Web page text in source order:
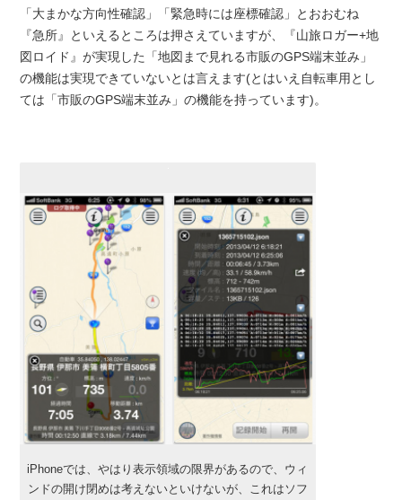
「大まかな方向性確認」「緊急時には座標確認」とおおむね
『急所』といえるところは押さえていますが、『山旅ロガー+地
図ロイド』が実現した「地図まで見れる市販のGPS端末並み」
の機能は実現できていないとは言えます(とはいえ自転車用とし
ては「市販のGPS端末並み」の機能を持っています)。
iPhoneでは、やはり表示領域の限界があるので、ウィ
ンドの開け閉めは考えないといけないが、これはソフ